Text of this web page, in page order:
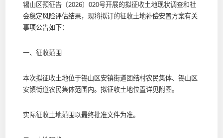
锡山区预征告〔2026〕020号开展的拟征收土地现状调查和社
会稳定风险评估结果，现将拟订的征收土地补偿安置方案有关
事项公告如下：
一、征收范围
本次拟征收土地位于锡山区安镇街道团结村农民集体、锡山区
安镇街道农民集体范围内。拟征收土地位置详见附图。
实际征收土地范围以最终批准文件为准。